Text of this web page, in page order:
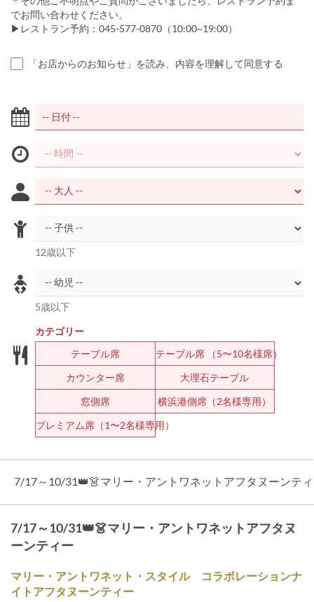
でお問い合わせください。
▶レストラン予約：045-577-0870（10:00~19:00）
「お店からのお知らせ」を読み、内容を理解して同意する
12歳以下
5歳以下
カテゴリー
テーブル席
テーブル席 （5〜10名様席）
カウンター席
大理石テーブル
窓側席
横浜港側席（2名様専用）
プレミアム席（1〜2名様専用）
7/17～10/31👑👗マリー・アントワネットアフタヌーンテ
7/17～10/31👑👗マリー・アントワネットアフタヌ
ーンティー
マリー・アントワネット・スタイル コラボレーションナ
イトアフタヌーンティー